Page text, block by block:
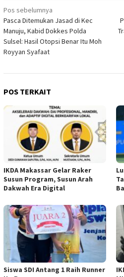
Navigasi
pos
Pos sebelumnya
Pasca Ditemukan Jasad di Kec
Manuju, Kabid Dokkes Polda
Sulsel: Hasil Otopsi Benar Itu Moh
Royyan Syafaat
POS TERKAIT
IKDA Makassar Gelar Raker
Susun Program, Susun Arah
Dakwah Era Digital
Siswa SDI Antang 1 Raih Runner